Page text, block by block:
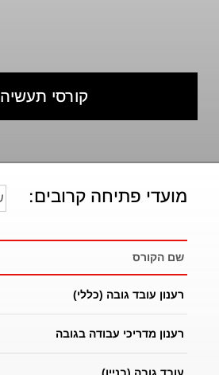
קורסי תעשיה
מועדי פתיחה קרובים:
שם הקורס
רענון עובד גובה (כללי)
רענון מדריכי עבודה בגובה